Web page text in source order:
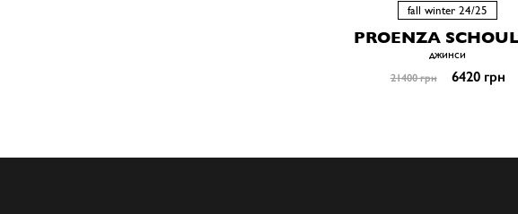
fall winter 24/25
PROENZA
джинси
21400 грн 6420 грн